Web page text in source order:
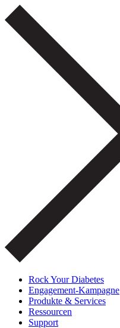
Rock Your Diabetes
Engagement-Kampagne
Produkte & Services
Ressourcen
Support